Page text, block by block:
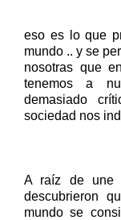
eso es lo que
mundo .. y se
nosotras que
tenemos a
demasiado
sociedad nos
A raíz de une
descubrieron
mundo se